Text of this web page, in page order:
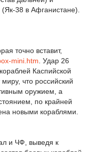
38 в Афганистане).
точно вставит,
mini.htm . Удар 26
Каспийской
что российский
оружием, а
по крайней
новыми кораблями.
и ЧФ, выведя к